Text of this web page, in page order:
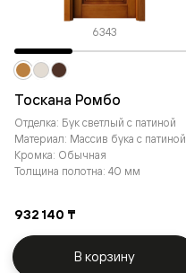
6343
Тоскана Ромбо
Отделка: Бук светлый с патиной
Материал: Массив бука с патиной
Кромка: Обычная
Толщина полотна: 40 мм
932 140 ₸
В корзину